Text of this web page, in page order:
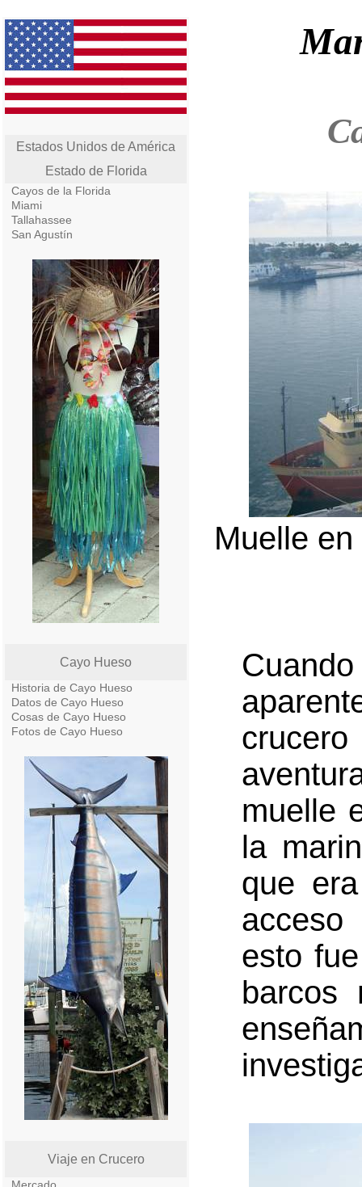
Estados Unidos de América
Estado de Florida
Cayos de la Florida
Miami
Tallahassee
San Agustín
Cayo Hueso
Historia de Cayo Hueso
Datos de Cayo Hueso
Cosas de Cayo Hueso
Fotos de Cayo Hueso
Viaje en Crucero
Muelle
muelle
la
que
esto
barcos